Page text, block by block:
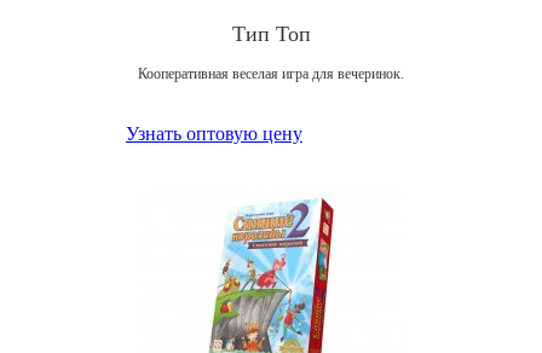
Тип Топ
Кооперативная веселая игра для вечеринок.
Узнать оптовую цену